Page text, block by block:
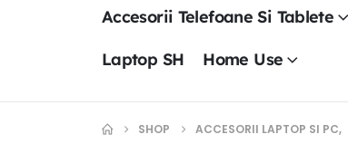
Accesorii Telefoane Si Tablete
Laptop SH Home Use
SHOP ACCESORII LAPTOP SI PC,